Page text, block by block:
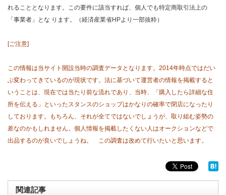
れることとなります。この要件に該当すれば、個人でも特定商取引法上の
「事業者」とな ります。（経済産業省HPより一部抜粋）
[ご注意]
この情報は当サイト開設当時の調査データとなります。2014年時点ではだい
ぶ変わってきているのが現状です。法に基づいて運営者の情報を掲載すると
いうことは、現在では当たり前な流れであり、当時、「購入したら詳細な住
所を伝える」といったスタンスのショップはかなりの確率で閉店になったり
しております。もちろん、それが全てではないでしょうが、取り組む姿勢の
差なのかもしれません。個人情報を掲載したくない人はオークションなどで
出品するのが良いでしょうね。 この調査は改めて行いたいと思います。
関連記事